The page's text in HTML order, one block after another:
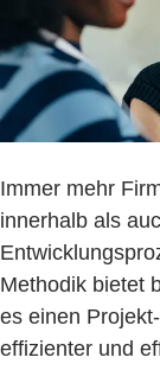
Immer mehr
innerhalb als
Methodik bietet
es einen
effizienter und